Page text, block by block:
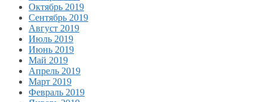
Октябрь 2019
Сентябрь 2019
Август 2019
Июль 2019
Июнь 2019
Май 2019
Апрель 2019
Март 2019
Февраль 2019